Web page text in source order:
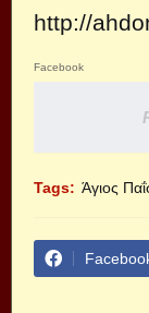
http://
Facebook
Tags: Άγιος